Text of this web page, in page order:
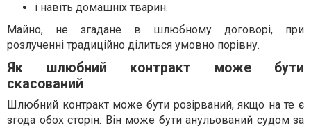
і навіть домашніх тварин.
Майно, не згадане в шлюбному договорі, при
розлученні традиційно ділиться умовно порівну.
Як шлюбний контракт може бути
скасований
Шлюбний контракт може бути розірваний, якщо на те є
згода обох сторін. Він може бути анульований судом за